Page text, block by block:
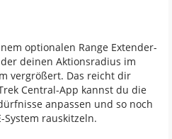
optionalen Range Extender-
deinen Aktionsradius im
vergrößert. Das reicht dir
Central-App kannst du die
anpassen und so noch
System rauskitzeln.